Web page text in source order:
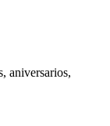
aniversarios,